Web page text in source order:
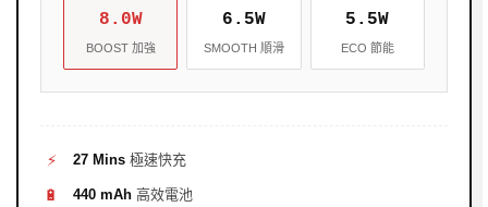
8.0W
BOOST 加強
6.5W
SMOOTH 順滑
5.5W
ECO 節能
⚡ 27 Mins 極速快充
🔋 440 mAh 高效電池